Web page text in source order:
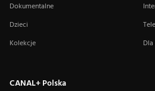
Dokumentalne
Dzieci
Kolekcje
CANAL+ Polska